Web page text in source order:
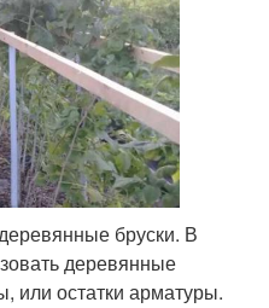
бруски. В
деревянные
или остатки арматуры.